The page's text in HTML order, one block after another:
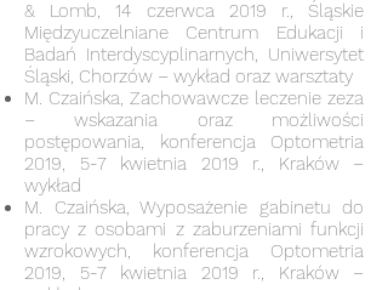
& Lomb, 14 czerwca 2019 r., Śląskie
Międzyuczelniane Centrum Edukacji i
Badań Interdyscyplinarnych, Uniwersytet
Śląski, Chorzów – wykład oraz warsztaty
M. Czaińska, Zachowawcze leczenie zeza
– wskazania oraz możliwości
postępowania, konferencja Optometria
2019, 5-7 kwietnia 2019 r., Kraków –
wykład
M. Czaińska, Wyposażenie gabinetu do
pracy z osobami z zaburzeniami funkcji
wzrokowych, konferencja Optometria
2019, 5-7 kwietnia 2019 r., Kraków –